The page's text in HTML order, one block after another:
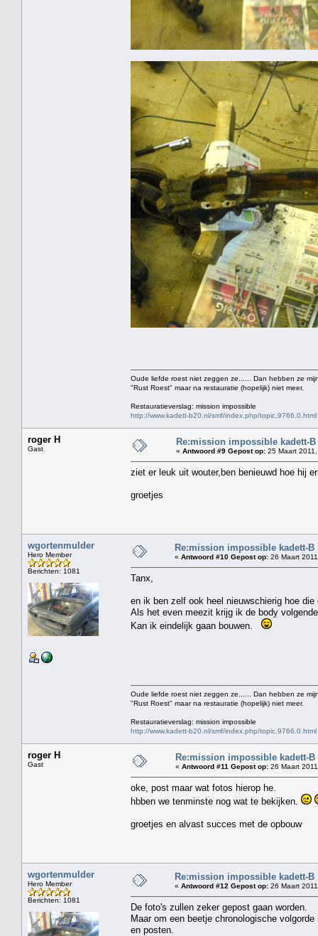
Oude liefde roest niet zeggen ze...... Dan hebben ze
"Rust Roest" maar na restauratie (hopelijk) niet meer.
Restauratieverslag: mission impossible
http://www.kadett-b20.nl/smf/index.php/topic,9766.0.html
roger H
Gast
Re:mission impossible kadett-B
« Antwoord #9 Gepost op: 25 Maart
ziet er leuk uit wouter,ben benieuwd hoe hij
groetjes
wgortenmulder
Hero Member
Berichten: 1081
Re:mission impossible kadett-B
« Antwoord #10 Gepost op: 26 Maart
Tanx,
en ik ben zelf ook heel nieuwschierig hoe
Als het even meezit krijg ik de body
Kan ik eindelijk gaan bouwen.
Oude liefde roest niet zeggen ze...... Dan hebben ze
"Rust Roest" maar na restauratie (hopelijk) niet meer.
Restauratieverslag: mission impossible
http://www.kadett-b20.nl/smf/index.php/topic,9766.0.html
roger H
Gast
Re:mission impossible kadett-B
« Antwoord #11 Gepost op: 26 Maart
oke, post maar wat fotos hierop he.
hbben we tenminste nog wat te bekijken.
groetjes en alvast succes met de opbouw
wgortenmulder
Hero Member
Berichten: 1081
Re:mission impossible kadett-B
« Antwoord #12 Gepost op: 26 Maart
De foto's zullen zeker gepost gaan worden.
Maar om een beetje chronologische
en posten.